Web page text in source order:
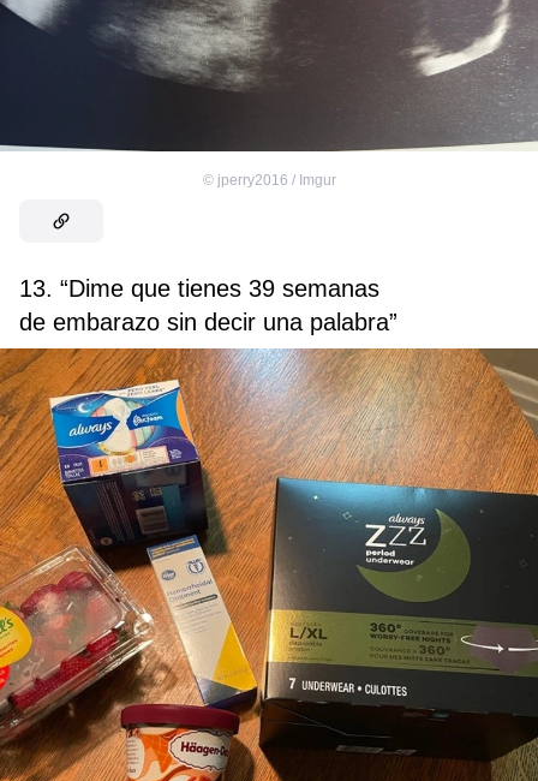
© jperry2016 / Imgur
13. “Dime que tienes 39 semanas
de embarazo sin decir una palabra”